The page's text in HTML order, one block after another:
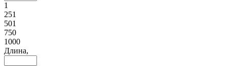
1
251
501
750
1000
Длина,